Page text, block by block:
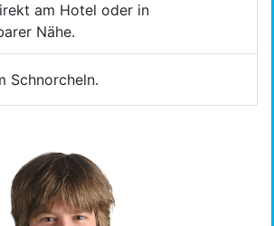
am Hotel oder in
Nähe.
Schnorcheln.